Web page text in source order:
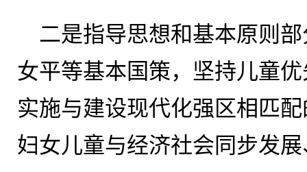
二是指导思想和基本原则
女平等基本国策，坚持儿童
实施与建设现代化强区相匹
妇女儿童与经济社会同步发